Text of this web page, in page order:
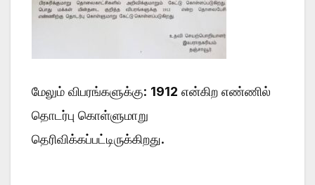
மேலும் விபரங்களுக்கு: 1912 என்கிற எண்ணில்
தொடர்பு கொள்ளுமாறு
தெரிவிக்கப்பட்டிருக்கிறது.